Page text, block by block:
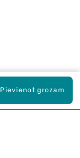
Pievienot grozam